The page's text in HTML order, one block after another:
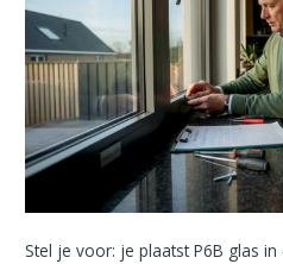
Stel je voor: je plaatst P6B glas